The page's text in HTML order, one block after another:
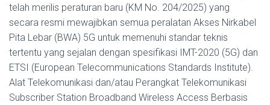
telah merilis peraturan baru (KM No. 204/2025) yang
secara resmi mewajibkan semua peralatan Akses Nirkabel
Pita Lebar (BWA) 5G untuk memenuhi standar teknis
tertentu yang sejalan dengan spesifikasi IMT-2020 (5G) dan
ETSI (European Telecommunications Standards Institute).
Alat Telekomunikasi dan/atau Perangkat Telekomunikasi
Subscriber Station Broadband Wireless Access Berbasis